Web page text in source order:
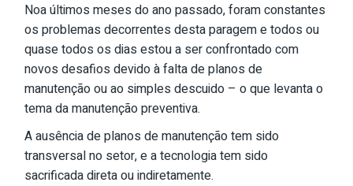
Noa últimos meses do ano passado, foram constantes
os problemas decorrentes desta paragem e todos ou
quase todos os dias estou a ser confrontado com
novos desafios devido à falta de planos de
manutenção ou ao simples descuido – o que levanta o
tema da manutenção preventiva.
A ausência de planos de manutenção tem sido
transversal no setor, e a tecnologia tem sido
sacrificada direta ou indiretamente.